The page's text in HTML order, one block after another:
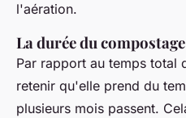
l'aération.
La durée du compostage
Par rapport au temps total
retenir qu'elle prend du
plusieurs mois passent.